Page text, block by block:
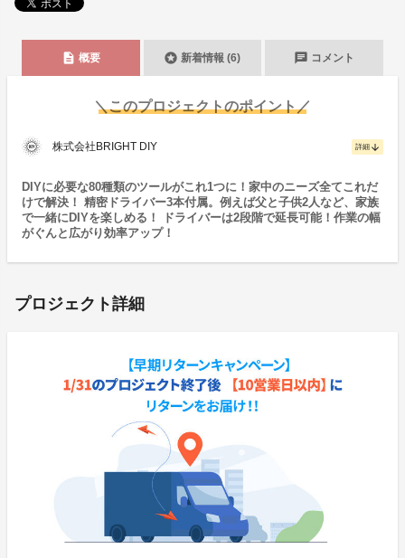
description 概要 stars 新着情報 (6) chat コメント
＼このプロジェクトのポイント／
株式会社BRIGHT DIY 詳細 arrow_downward
DIYに必要な80種類のツールがこれ1つに！家中のニーズ全てこれだ
けで解決！ 精密ドライバー3本付属。例えば父と子供2人など、家族
で一緒にDIYを楽しめる！ ドライバーは2段階で延長可能！作業の幅
がぐんと広がり効率アップ！
プロジェクト詳細